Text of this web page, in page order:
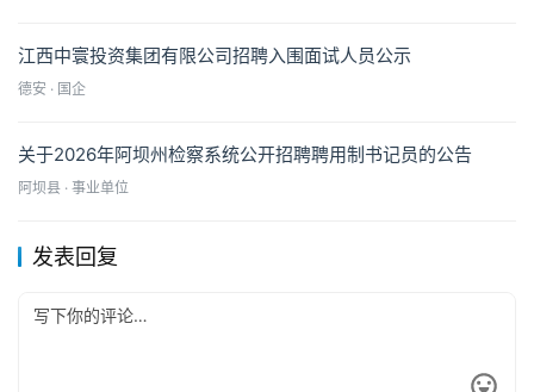
江西中寰投资集团有限公司招聘入围面试人员公示
德安 · 国企
关于2026年阿坝州检察系统公开招聘聘用制书记员的公告
阿坝县 · 事业单位
发表回复